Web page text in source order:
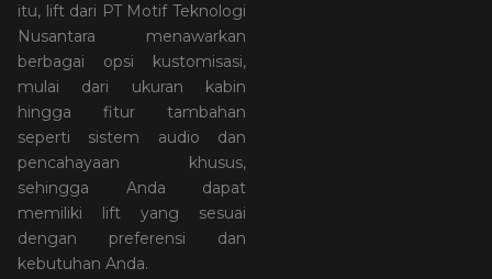
itu, lift dari PT Motif Teknologi
Nusantara menawarkan
berbagai opsi kustomisasi,
mulai dari ukuran kabin
hingga fitur tambahan
seperti sistem audio dan
pencahayaan khusus,
sehingga Anda dapat
memiliki lift yang sesuai
dengan preferensi dan
kebutuhan Anda.